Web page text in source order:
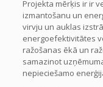
Projekta mērķis ir ir
izmantošanu un
virvju un auklas
energoefektivitātes
ražošanas ēkā un
samazinot
nepieciešamo